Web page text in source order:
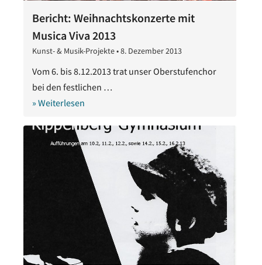
Bericht: Weihnachtskonzerte mit
Musica Viva 2013
Kunst- & Musik-Projekte•8. Dezember 2013
2020
Vom 6. bis 8.12.2013 trat unser Oberstufenchor
bei den festlichen …
» Weiterlesen